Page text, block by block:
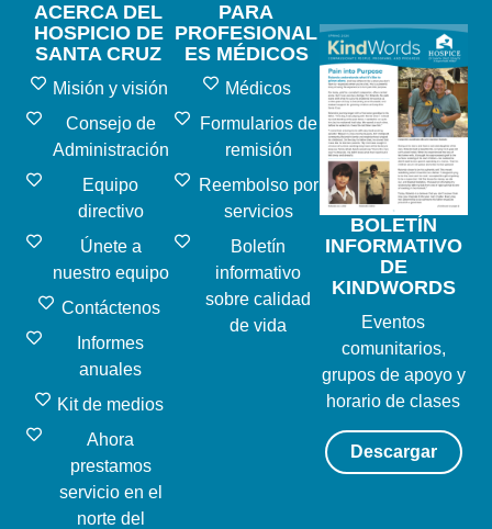
ACERCA DEL
HOSPICIO DE
SANTA CRUZ
Misión y visión
Consejo de
Administración
Equipo
directivo
Únete a
nuestro equipo
Contáctenos
Informes
anuales
Kit de medios
Ahora
prestamos
servicio en el
norte del
PARA
PROFESIONAL
ES MÉDICOS
Médicos
Formularios de
remisión
Reembolso por
servicios
Boletín
informativo
sobre calidad
de vida
BOLETÍN
INFORMATIVO
DE
KINDWORDS
Eventos
comunitarios,
grupos de apoyo y
horario de clases
Descargar